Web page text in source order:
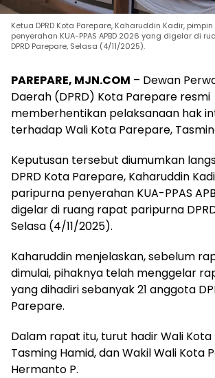
Ketua DPRD Kota Parepare, Kaharuddin Kadir,
penyerahan KUA-PPAS APBD 2026 yang digelar di
DPRD Parepare, Selasa (4/11/2025).
PAREPARE, MJN.COM – Dewan
Daerah (DPRD) Kota Parepare resmi
memberhentikan pelaksanaan hak
terhadap Wali Kota Parepare,
Keputusan tersebut diumumkan
DPRD Kota Parepare, Kaharuddin
paripurna penyerahan KUA-PPAS
digelar di ruang rapat paripurna
Selasa (4/11/2025).
Kaharuddin menjelaskan, sebelum
dimulai, pihaknya telah menggelar
yang dihadiri sebanyak 21 anggota
Parepare.
Dalam rapat itu, turut hadir Wali Kota
Tasming Hamid, dan Wakil Wali Kota
Hermanto P.